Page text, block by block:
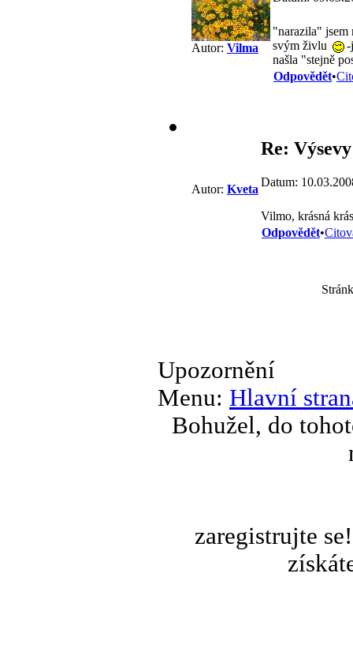
Autor: Vilma
"narazila" jsem
svým živlu
-
našla "stejně
Odpovědět•
Autor: Kveta
Re:
Datum:
Vilmo, krásná
Odpovědět•
Upozornění
Menu: Hlavní
Bohužel, do
zaregistrujte